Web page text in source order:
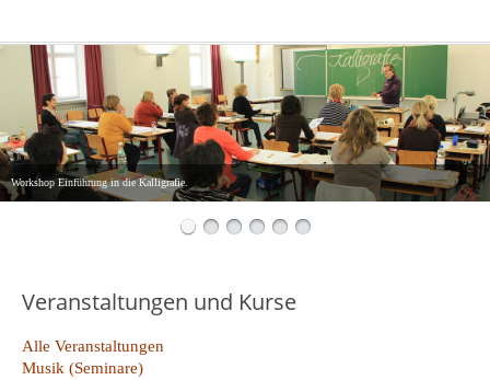
Workshop Einführung in die Kalligrafie.
Veranstaltungen und Kurse
Alle Veranstaltungen
Musik (Seminare)